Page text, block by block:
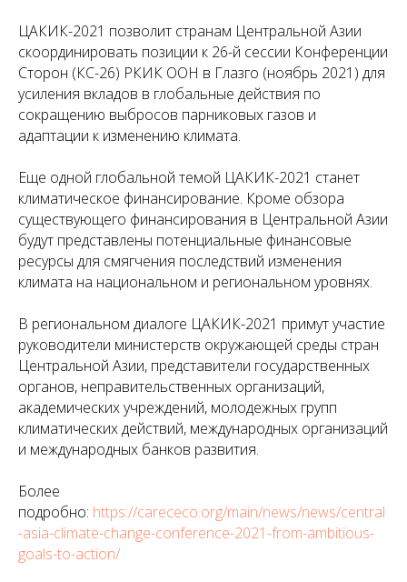
ЦАКИК-2021 позволит странам Центральной Азии
скоординировать позиции к 26-й сессии Конференции
Сторон (КС-26) РКИК ООН в Глазго (ноябрь 2021) для
усиления вкладов в глобальные действия по
сокращению выбросов парниковых газов и
адаптации к изменению климата.
Еще одной глобальной темой ЦАКИК-2021 станет
климатическое финансирование. Кроме обзора
существующего финансирования в Центральной Азии
будут представлены потенциальные финансовые
ресурсы для смягчения последствий изменения
климата на национальном и региональном уровнях.
В региональном диалоге ЦАКИК-2021 примут участие
руководители министерств окружающей среды стран
Центральной Азии, представители государственных
органов, неправительственных организаций,
академических учреждений, молодежных групп
климатических действий, международных организаций
и международных банков развития.
Более
подробно: https://carececo.org/main/news/news/central
-asia-climate-change-conference-2021-from-ambitious-
goals-to-action/